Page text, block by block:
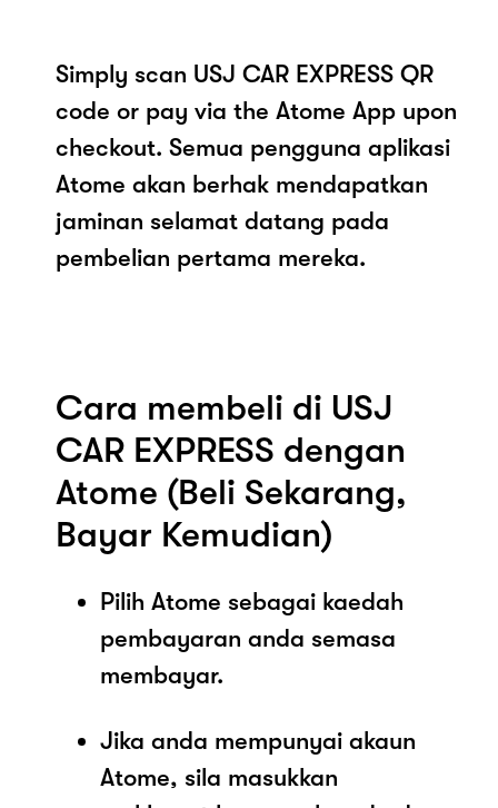
Simply scan USJ CAR EXPRESS QR
code or pay via the Atome App upon
checkout. Semua pengguna aplikasi
Atome akan berhak mendapatkan
jaminan selamat datang pada
pembelian pertama mereka.
Cara membeli di USJ
CAR EXPRESS dengan
Atome (Beli Sekarang,
Bayar Kemudian)
Pilih Atome sebagai kaedah
pembayaran anda semasa
membayar.
Jika anda mempunyai akaun
Atome, sila masukkan